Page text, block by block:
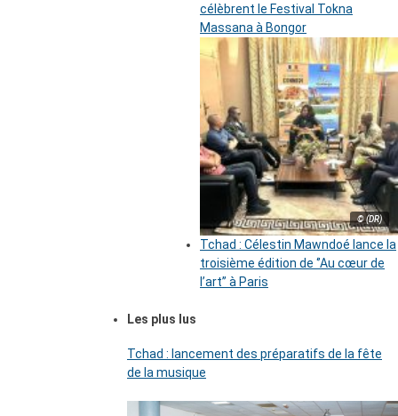
célèbrent le Festival Tokna
Massana à Bongor
© (DR)
Tchad : Célestin Mawndoé lance la
troisième édition de ‘’Au cœur de
l’art’’ à Paris
Les plus lus
Tchad : lancement des préparatifs de la fête
de la musique